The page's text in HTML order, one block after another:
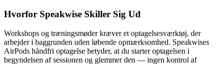
Hvorfor Speakwise Skiller Sig Ud
Workshops og træningsmøder kræver et optagelsesværktøj, der
arbejder i baggrunden uden løbende opmærksomhed. Speakwises
AirPods håndfri optagelse betyder, at du starter optagelsen i
begyndelsen af sessionen og glemmer den — ingen kontrol af